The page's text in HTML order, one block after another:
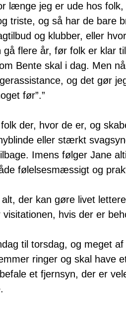
længe jeg er ude hos
triste, og så har de bare
og klubber, eller
flere år, før folk er klar
Bente skal i dag. Men
og det gør
før”.”
der, hvor de er, og
eller stærkt
Imens følger Jane
følelsesmæssigt og
der kan gøre livet
hvis der er
til torsdag, og meget
ringer og skal have
et fjernsyn, der er